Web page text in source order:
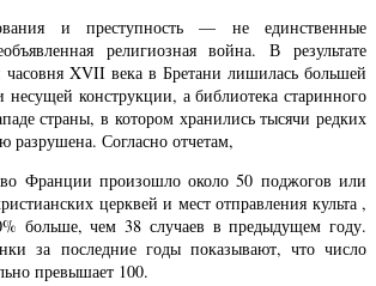
и преступность — не единственные
религиозная война. В результате
часовня XVII века в Бретани лишилась большей
конструкции, а библиотека старинного
страны, в котором хранились тысячи редких
разрушена. Согласно отчетам,
Франции произошло около 50 поджогов или
церквей и мест отправления культа ,
больше, чем 38 случаев в предыдущем году.
за последние годы показывают, что число
превышает 100.